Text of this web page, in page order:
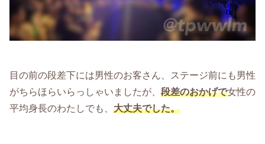
目の前の段差下には男性のお客さん、ステージ前にも男性
がちらほらいらっしゃいましたが、 段差のおかげで女性の
平均身長のわたしでも、 大丈夫でした。